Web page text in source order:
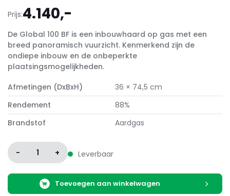
Prijs:4.140,-
De Global 100 BF is een inbouwhaard op gas met een
breed panoramisch vuurzicht. Kenmerkend zijn de
ondiepe inbouw en de onbeperkte
plaatsingsmogelijkheden.
Afmetingen (DxBxH)
36 × 74,5 cm
Rendement
88%
Brandstof
Aardgas
- 1 + Leverbaar
Toevoegen aan winkelwagen